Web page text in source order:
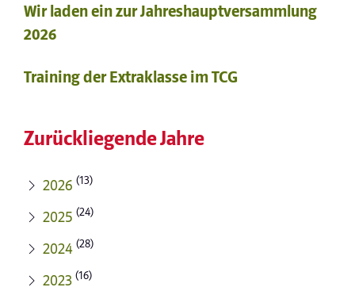
Wir laden ein zur Jahreshauptversammlung
2026
Training der Extraklasse im TCG
Zurückliegende Jahre
2026 (13)
2025 (24)
2024 (28)
2023 (16)